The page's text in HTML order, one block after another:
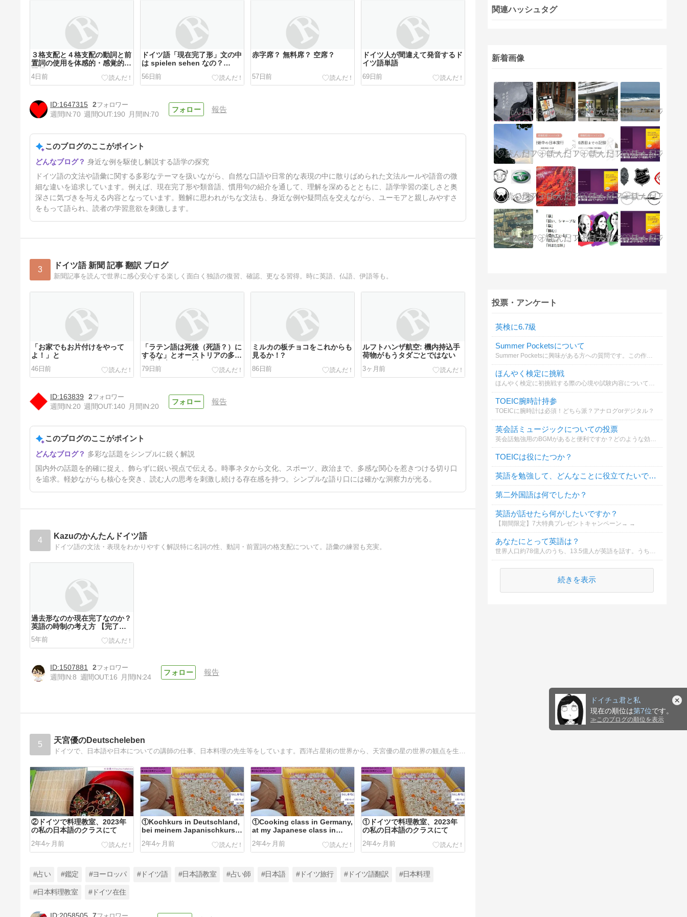
ドイチュ君と私
現在の順位は第7位です。
≫ このブログの順位を表示
３格支配と４格支配の動詞と前
置詞の使用を体感的・感覚的に
習得するには
4日前
ドイツ語「現在完了形」文の中
は spielen sehen なの？
spielen gesehen ではない
の？
56日前
赤字席？ 無料席？ 空席？
57日前
ドイツ人が間違えて発音するド
イツ語単語
69日前
”ドイツ語作文力" を極めたく
はないでしょうか、ちょっとだ
72日前
1647315 2
週間IN:70 週間OUT:190 月間IN:70
報告
このブログのここがポイント
身近な例を駆使し解説する語学の探究
ドイツ語の文法や語彙に関する多彩なテーマを扱いながら、自然な口語や日常的な表現の中に散りばめられた文法ルールや語音の微
細な違いを追求しています。例えば、現在完了形や類音語、慣用句の紹介を通して、理解を深めるとともに、語学学習の楽しさと奥
深さに気づきを与える内容となっています。難解に思われがちな文法も、身近な例や疑問点を交えながら、ユーモアと親しみやすさ
をもって語られ、読者の学習意欲を刺激します。
3 ドイツ語 新聞 記事 翻訳 ブログ
新聞記事を読んで世界に感心安心する楽しく面白く独語の復習、確認、更なる習得。時に英語、仏語、伊語等も。
「お家でもお片付けをやって
よ！」と
46日前
「ラテン語は死後（死語？）に
するな」とオーストリアの多数
の著名人たちが訴えている
79日前
ミルカの板チョコをこれからも
見るか！?
86日前
ルフトハンザ航空: 機内持込手
荷物がもうタダごとではない
3ヶ月前
わたしは男の人が欲しい、でも
弱虫男はまっぴらよ、とカタリ
3ヶ月前
163839
2
週間IN:20 週間OUT:140 月間IN:20
報告
このブログのここがポイント
多彩な話題をシンプルに鋭く解説
国内外の話題を的確に捉え、飾らずに鋭い視点で伝える。時事ネタから文化、スポーツ、政治まで、多感な関心を惹きつける切り口
を追求。軽妙ながらも核心を突き、読む人の思考を刺激し続ける存在感を持つ。シンプルな語り口には確かな洞察力が光る。
4 Kazuのかんたんドイツ語
ドイツ語の文法・表現をわかりやすく解説特に名詞の性、動詞・前置詞の格支配について。語彙の練習も充実。
過去形なのか現在完了なのか？
英語の時制の考え方 【完了
相・完了形】
5年前
1507881
2
週間IN:8 週間OUT:16 月間IN:24
報告
5 天宮優のDeutscheleben
②ドイツで料理教室、2023年
の私の日本語のクラスにて
2年4ヶ月前
①Kochkurs in Deutschland,
bei meinem Japanischkurs
im Jahr 2023
2年4ヶ月前
①Cooking class in Germany,
at my Japanese class in
2年4ヶ月前
①ドイツで料理教室、2023年
の私の日本語のクラスにて
2年4ヶ月前
#占い #鑑定 #ヨーロッパ #ドイツ語 #日本語教室 #占い師 #日本語 #ドイツ旅行 #ドイツ語翻訳 #日本料理
#日本料理教室 #ドイツ在住
2058505 7
関連ハッシュタグ
新着画像
投票・アンケート
英検に6.7級
Summer Pocketsについて
Summer Pocketsに興味がある方への質問です。この作品をプレイしてみたいですか？
ほんやく検定に挑戦
ほんやく検定に初挑戦する際の心境や試験内容について投票してください
TOEIC腕時計持参
TOEICに腕時計は必須！どちら派？アナログorデジタル？
英会話ミュージックについての投票
TOEICは役にたつか？
英語を勉強して、どんなことに役立てたいですか？
第二外国語は何でしたか？
英語が話せたら何がしたいですか？
【期間限定】7大特典プレゼントキャンペーン→ →
あなたにとって英語は？
世界人口約78億人のうち、13.5億人が英語を話す。うち約3億6000万人が第一言語。世界最大の英語能力指数112か国中、日本78位は本当なのか？
続きを表示